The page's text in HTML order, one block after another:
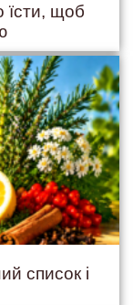
їсти, щоб
список і